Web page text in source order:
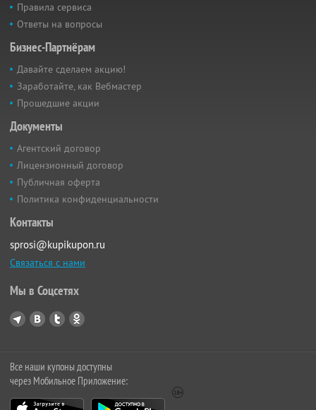
Правила сервиса
Ответы на вопросы
Бизнес-Партнёрам
Давайте сделаем акцию!
Заработайте, как Вебмастер
Прошедшие акции
Документы
Агентский договор
Лицензионный договор
Публичная оферта
Политика конфиденциальности
Контакты
sprosi@kupikupon.ru
Связаться с нами
Мы в Соцсетях
Все наши купоны доступны
через Мобильное Приложение: